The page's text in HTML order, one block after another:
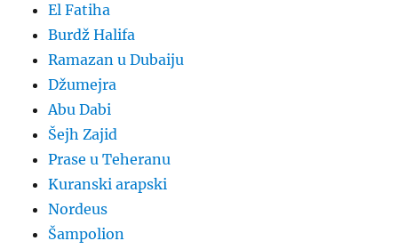
El Fatiha
Burdž Halifa
Ramazan u Dubaiju
Džumejra
Abu Dabi
Šejh Zajid
Prase u Teheranu
Kuranski arapski
Nordeus
Šampolion